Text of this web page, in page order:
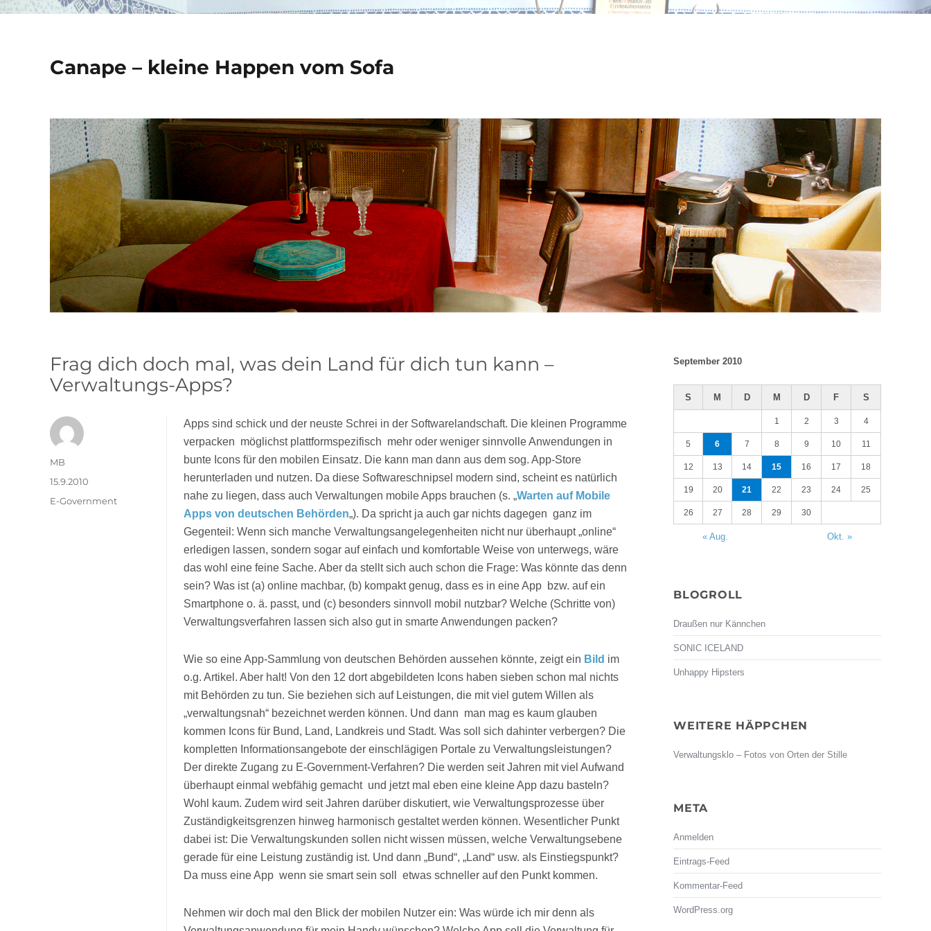
Canape – kleine Happen vom Sofa
Frag dich doch mal, was dein Land für dich tun kann –
Verwaltungs-Apps?
Apps sind schick und der neuste Schrei in der Softwarelandschaft. Die kleinen Programme
verpacken  möglichst plattformspezifisch  mehr oder weniger sinnvolle Anwendungen in
bunte Icons für den mobilen Einsatz. Die kann man dann aus dem sog. App-Store
herunterladen und nutzen. Da diese Softwareschnipsel modern sind, scheint es natürlich
nahe zu liegen, dass auch Verwaltungen mobile Apps brauchen (s. „Warten auf Mobile
Apps von deutschen Behörden„). Da spricht ja auch gar nichts dagegen  ganz im
Gegenteil: Wenn sich manche Verwaltungsangelegenheiten nicht nur überhaupt „online“
erledigen lassen, sondern sogar auf einfach und komfortable Weise von unterwegs, wäre
das wohl eine feine Sache. Aber da stellt sich auch schon die Frage: Was könnte das denn
sein? Was ist (a) online machbar, (b) kompakt genug, dass es in eine App  bzw. auf ein
Smartphone o. ä. passt, und (c) besonders sinnvoll mobil nutzbar? Welche (Schritte von)
Verwaltungsverfahren lassen sich also gut in smarte Anwendungen packen?
Wie so eine App-Sammlung von deutschen Behörden aussehen könnte, zeigt ein Bild im
o.g. Artikel. Aber halt! Von den 12 dort abgebildeten Icons haben sieben schon mal nichts
mit Behörden zu tun. Sie beziehen sich auf Leistungen, die mit viel gutem Willen als
„verwaltungsnah“ bezeichnet werden können. Und dann  man mag es kaum glauben 
kommen Icons für Bund, Land, Landkreis und Stadt. Was soll sich dahinter verbergen? Die
kompletten Informationsangebote der einschlägigen Portale zu Verwaltungsleistungen?
Der direkte Zugang zu E-Government-Verfahren? Die werden seit Jahren mit viel Aufwand
überhaupt einmal webfähig gemacht  und jetzt mal eben eine kleine App dazu basteln?
Wohl kaum. Zudem wird seit Jahren darüber diskutiert, wie Verwaltungsprozesse über
Zuständigkeitsgrenzen hinweg harmonisch gestaltet werden können. Wesentlicher Punkt
dabei ist: Die Verwaltungskunden sollen nicht wissen müssen, welche Verwaltungsebene
gerade für eine Leistung zuständig ist. Und dann „Bund“, „Land“ usw. als Einstiegspunkt?
Da muss eine App  wenn sie smart sein soll  etwas schneller auf den Punkt kommen.
Nehmen wir doch mal den Blick der mobilen Nutzer ein: Was würde ich mir denn als
Autor
MB
Veröffentlicht
am
15.9.2010
Kategorien
E-Government
September 2010
S M D M D F S
1 2 3 4
5 6 7 8 9 10 11
12 13 14 15 16 17 18
19 20 21 22 23 24 25
26 27 28 29 30
« Aug. Okt. »
BLOGROLL
Draußen nur Kännchen
SONIC ICELAND
Unhappy Hipsters
WEITERE HÄPPCHEN
Verwaltungsklo – Fotos von Orten der Stille
META
Anmelden
Eintrags-Feed
Kommentar-Feed
WordPress.org